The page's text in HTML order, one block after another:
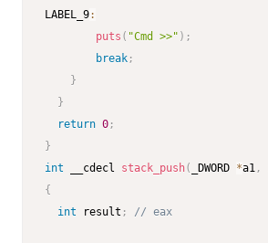
LABEL_9:
puts ( "Cmd >>" ) ;
break ;
}
}
return 0 ;
}
int __cdecl stack_push( _DWORD *a1 ,
{
int result ; // eax